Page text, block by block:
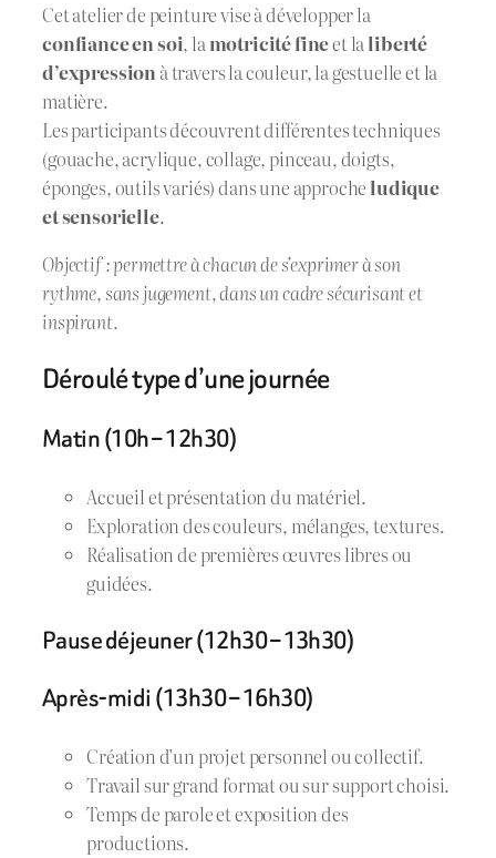
Cet atelier de peinture vise à développer la
confiance en soi, lamotricité fineet laliberté
d’expression à travers la couleur, la gestuelle et la
matière.
Les participants découvrent différentes techniques
(gouache, acrylique, collage, pinceau, doigts,
éponges, outils variés) dans une approche ludique
et sensorielle.
Objectif : permettre à chacun de s’exprimer à son
rythme, sans jugement, dans un cadre sécurisant et
inspirant.
Déroulé type d’une journée
Matin (10h – 12h30)
Accueil et présentation du matériel.
Exploration des couleurs, mélanges, textures.
Réalisation de premières œuvres libres ou
guidées.
Pause déjeuner (12h30 – 13h30)
Après-midi (13h30 – 16h30)
Création d’un projet personnel ou collectif.
Travail sur grand format ou sur support choisi.
Temps de parole et exposition des
productions.